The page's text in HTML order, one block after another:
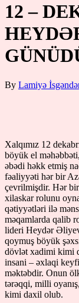
12 –
By Lamiyə
Xalqımız 12
böyük el
əbədi həkk etmiş
fəaliyyəti hər bir
çevrilmişdir. Hər
xilaskar rolunu
qətiyyətləri ilə
məqamlarda qalib
lideri Heydər
qoymuş böyük
dövlət xadimi kimi
insani – əxlaqi
məktəbdir. Onun
tərəqqi, milli
kimi daxil olub.